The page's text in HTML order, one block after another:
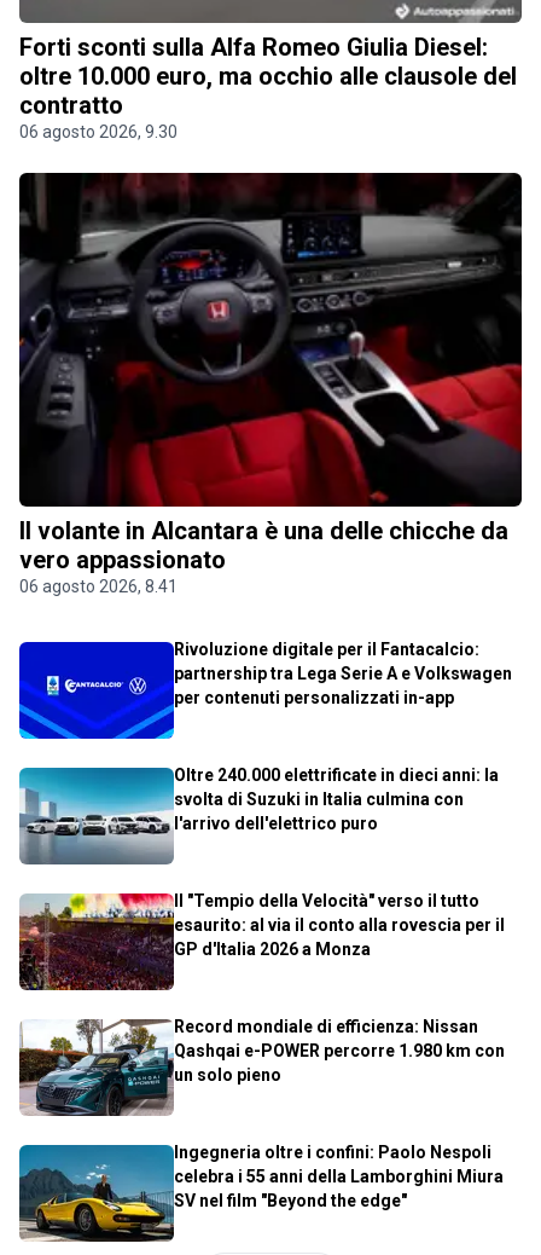
Forti sconti sulla Alfa Romeo Giulia Diesel:
oltre 10.000 euro, ma occhio alle clausole del
contratto
06 agosto 2026, 9.30
Il volante in Alcantara è una delle chicche da
vero appassionato
06 agosto 2026, 8.41
Rivoluzione digitale per il Fantacalcio:
partnership tra Lega Serie A e Volkswagen
per contenuti personalizzati in-app
Oltre 240.000 elettrificate in dieci anni: la
svolta di Suzuki in Italia culmina con
l'arrivo dell'elettrico puro
Il "Tempio della Velocità" verso il tutto
esaurito: al via il conto alla rovescia per il
GP d'Italia 2026 a Monza
Record mondiale di efficienza: Nissan
Qashqai e-POWER percorre 1.980 km con
un solo pieno
Ingegneria oltre i confini: Paolo Nespoli
celebra i 55 anni della Lamborghini Miura
SV nel film "Beyond the edge"